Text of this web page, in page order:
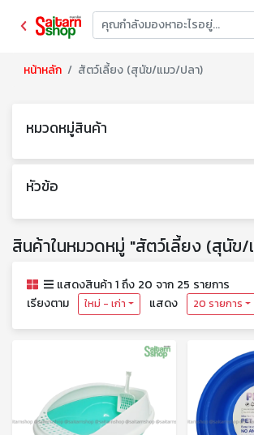
หน้าหลัก สัตว์เลี้ยง (สุนัข/แมว/ปลา)
หมวดหมู่สินค้า
หัวข้อ
สินค้าในหมวดหมู่ "สัตว์เลี้ยง (สุนัข
แสดงสินค้า 1 ถึง 20 จาก 25 รายการ
เรียงตาม
ใหม่ - เก่า แสดง 20 รายการ